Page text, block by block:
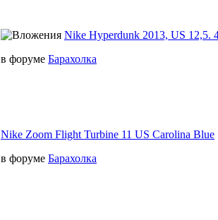
Nike Hyperdunk 2013, US 12,5.
в форуме Барахолка
Nike Zoom Flight Turbine 11 US Carolina Blue
в форуме Барахолка